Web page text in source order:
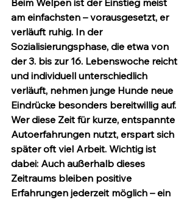
Beim Welpen ist der Einstieg meist
am einfachsten – vorausgesetzt, er
verläuft ruhig. In der
Sozialisierungsphase, die etwa von
der 3. bis zur 16. Lebenswoche reicht
und individuell unterschiedlich
verläuft, nehmen junge Hunde neue
Eindrücke besonders bereitwillig auf.
Wer diese Zeit für kurze, entspannte
Autoerfahrungen nutzt, erspart sich
später oft viel Arbeit. Wichtig ist
dabei: Auch außerhalb dieses
Zeitraums bleiben positive
Erfahrungen jederzeit möglich – ein